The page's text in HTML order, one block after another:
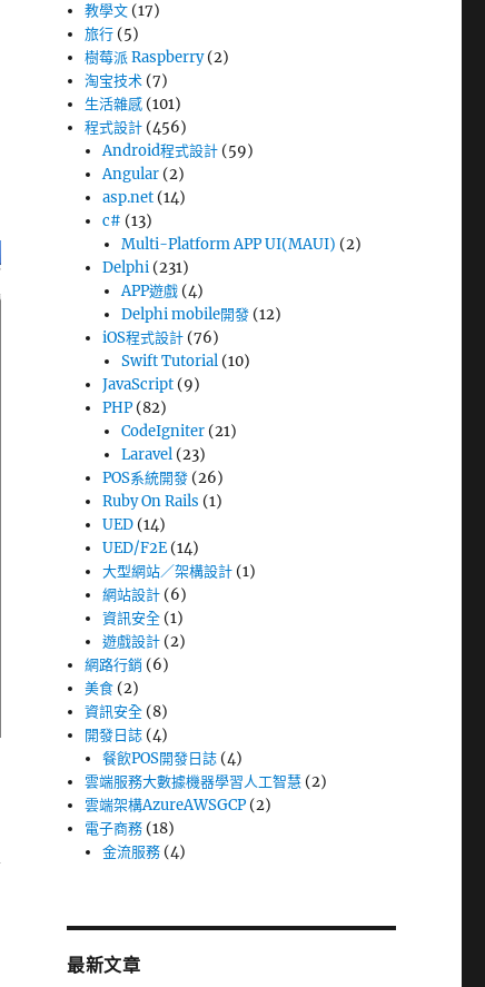
教學文 (17)
旅行 (5)
樹莓派 Raspberry(2)
淘宝技术 (7)
生活雜感 (101)
程式設計 (456)
Android程式設計 (59)
Angular (2)
asp.net (14)
c# (13)
Multi-Platform APP UI(MAUI) (2)
Delphi (231)
APP遊戲(4)
Delphi mobile開發(12)
iOS程式設計 (76)
Swift Tutorial(10)
JavaScript (9)
PHP (82)
CodeIgniter(21)
Laravel(23)
POS系統開發 (26)
Ruby On Rails (1)
UED (14)
UED/F2E (14)
大型網站／架構設計 (1)
網站設計 (6)
資訊安全 (1)
遊戲設計 (2)
網路行銷 (6)
美食 (2)
資訊安全 (8)
開發日誌 (4)
餐飲POS開發日誌 (4)
雲端服務大數據機器學習人工智慧 (2)
雲端架構AzureAWSGCP (2)
電子商務 (18)
金流服務 (4)
最新文章